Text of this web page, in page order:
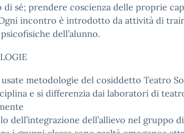
di sé; prendere coscienza delle proprie
incontro è introdotto da attività di
dell’alunno.
metodologie del cosiddetto Teatro
e si differenzia dai laboratori di
dell’integrazione dell’allievo nel gruppo